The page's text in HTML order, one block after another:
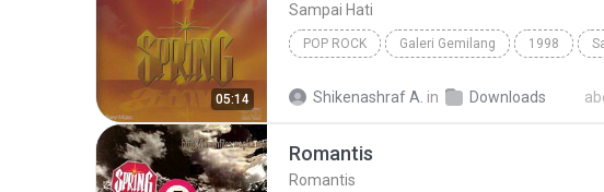
05:14
Sampai Hati
POP ROCK Galeri Gemilang 1998
Shikenashraf A. in Downloads
Romantis
Romantis